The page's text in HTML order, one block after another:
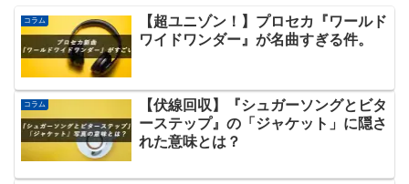
コラム
【超ユニゾン！】プロセカ『ワールド
ワイドワンダー』が名曲すぎる件。
コラム
【伏線回収】『シュガーソングとビタ
ーステップ』の「ジャケット」に隠さ
れた意味とは？